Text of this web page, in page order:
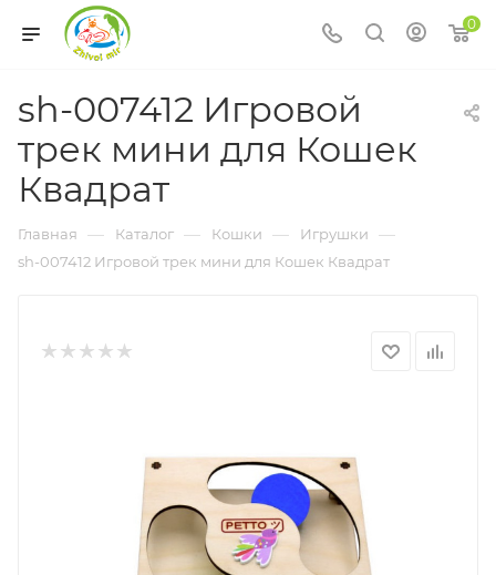
0
sh-007412 Игровой
трек мини для Кошек
Квадрат
Главная — Каталог — Кошки — Игрушки —
sh-007412 Игровой трек мини для Кошек Квадрат